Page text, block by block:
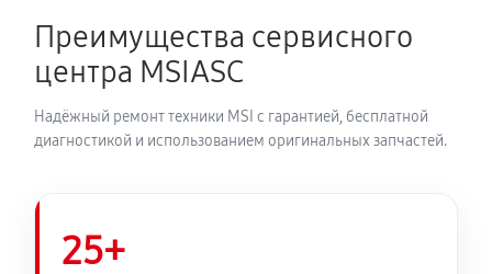
Преимущества сервисного
центра MSIASC
Надёжный ремонт техники MSI с гарантией, бесплатной
диагностикой и использованием оригинальных запчастей.
25+